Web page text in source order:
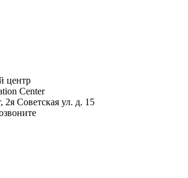
центр
Center
2я Советская ул. д. 15